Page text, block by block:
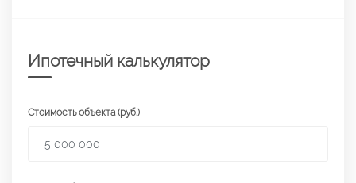
Ипотечный калькулятор
Стоимость объекта (руб.)